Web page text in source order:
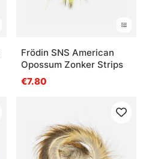
Frödin SNS American
Opossum Zonker Strips
€7.80